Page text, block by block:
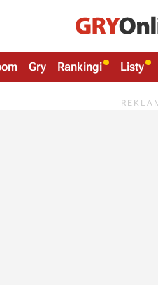
Gry Rankingi Listy